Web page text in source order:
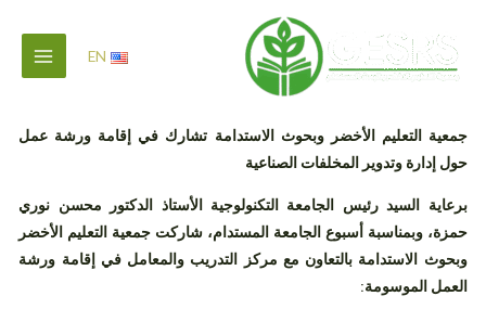
المحتوى
EN
جمعية التعليم الأخضر وبحوث الاستدامة تشارك في إقامة ورشة عمل
حول إدارة وتدوير المخلفات الصناعية
برعاية السيد رئيس الجامعة التكنولوجية الأستاذ الدكتور محسن نوري
حمزة، وبمناسبة أسبوع الجامعة المستدام، شاركت جمعية التعليم الأخضر
وبحوث الاستدامة بالتعاون مع مركز التدريب والمعامل في إقامة ورشة
العمل الموسومة: